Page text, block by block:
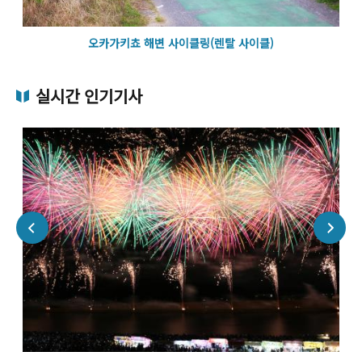
오카가키쵸 해변 사이클링(렌탈 사이클)
실시간 인기기사